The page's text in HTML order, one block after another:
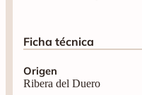
Ficha técnica
Origen
Ribera del Duero